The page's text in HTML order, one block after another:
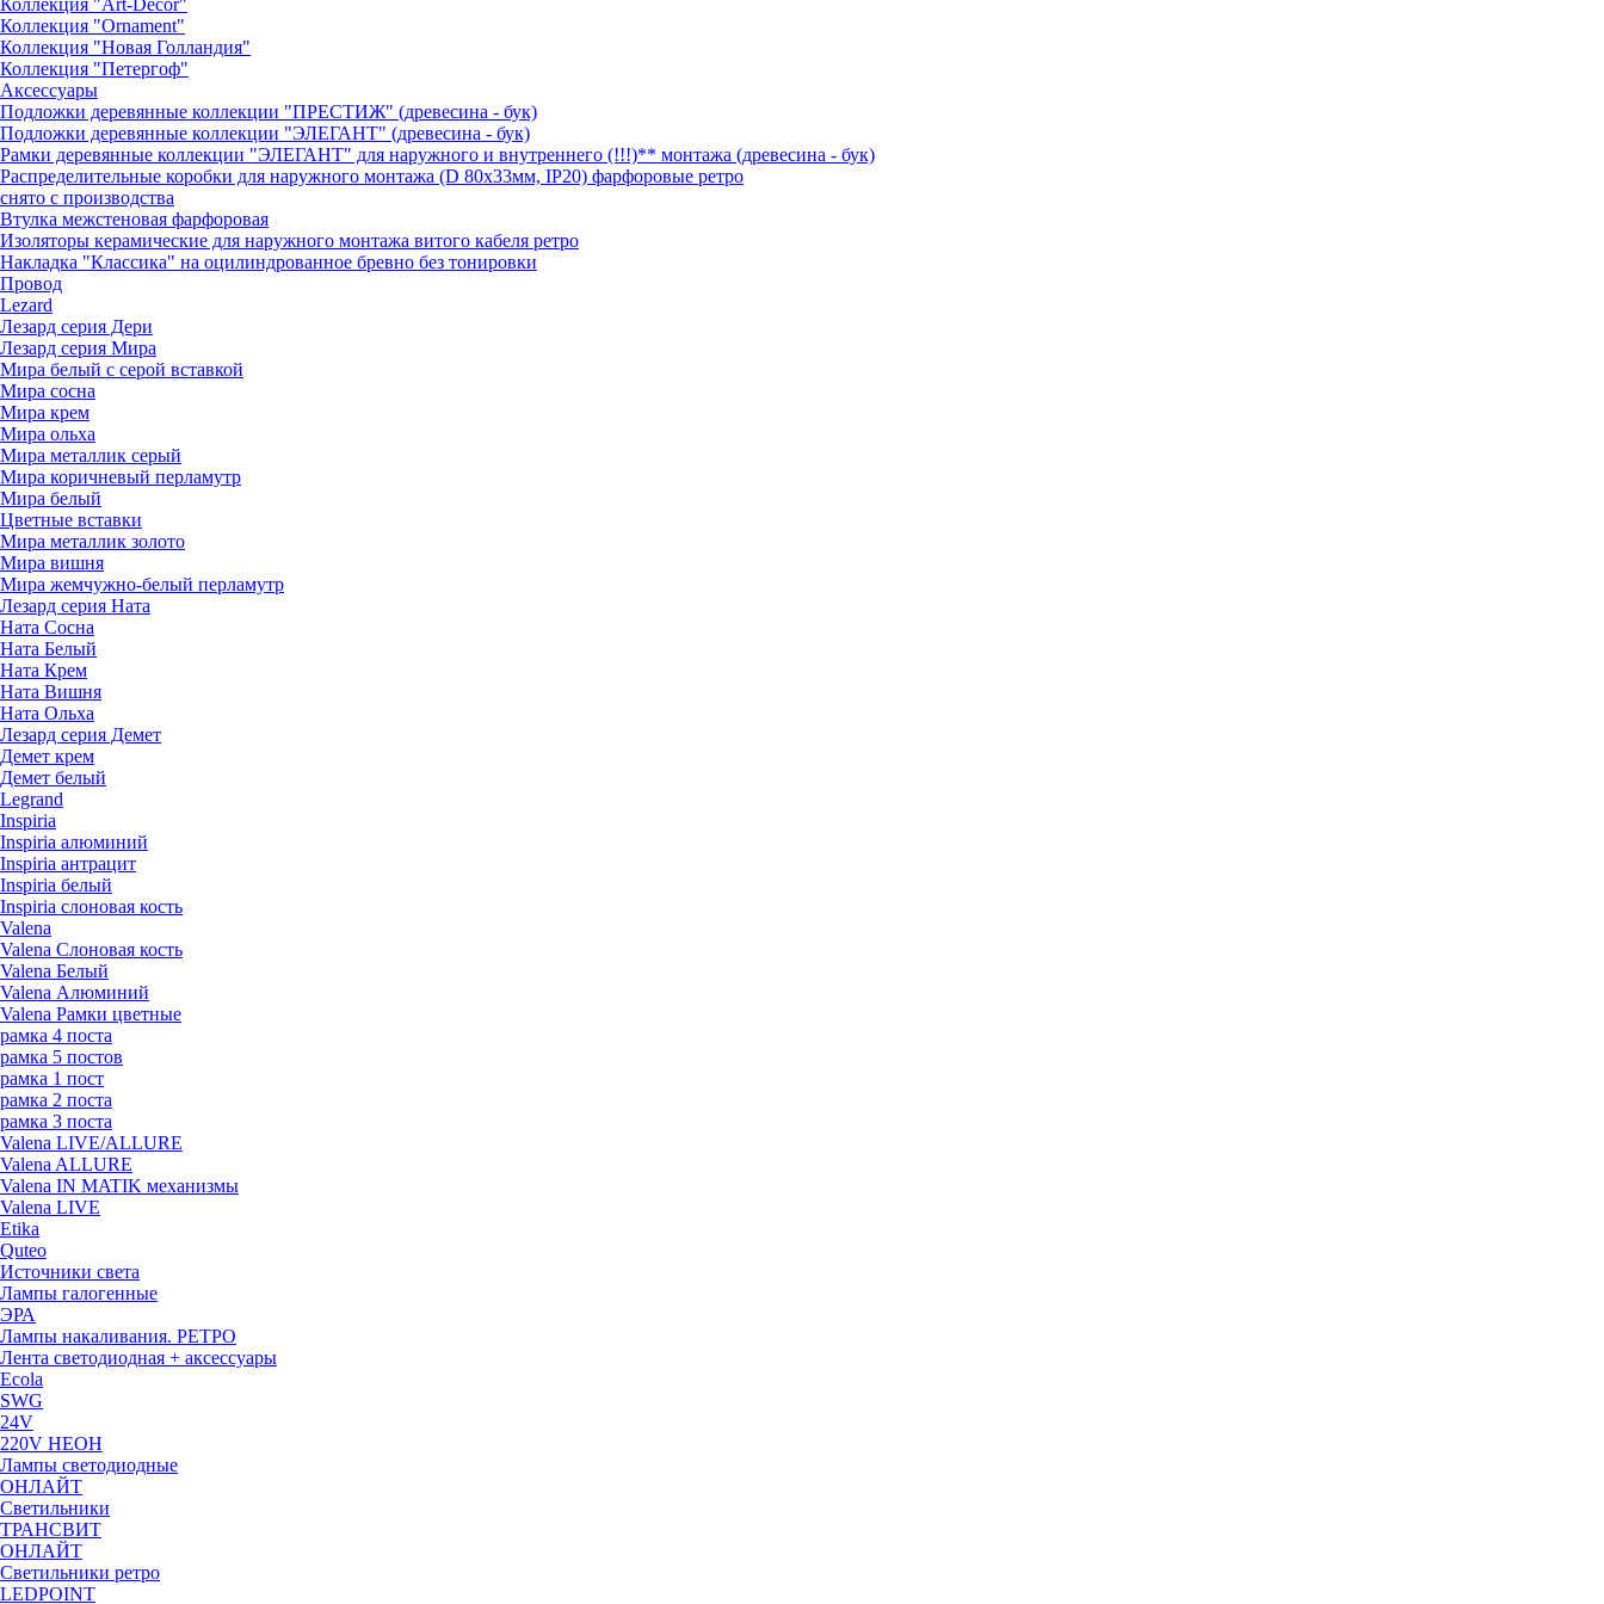
Коллекция "Art-Decor"
Коллекция "Ornament"
Коллекция "Новая Голландия"
Коллекция "Петергоф"
Аксессуары
Подложки деревянные коллекции "ПРЕСТИЖ" (древесина - бук)
Подложки деревянные коллекции "ЭЛЕГАНТ" (древесина - бук)
Рамки деревянные коллекции "ЭЛЕГАНТ" для наружного и внутреннего (!!!)** монтажа (древесина - бук)
Распределительные коробки для наружного монтажа (D 80х33мм, IP20) фарфоровые ретро
снято с производства
Втулка межстеновая фарфоровая
Изоляторы керамические для наружного монтажа витого кабеля ретро
Накладка "Классика" на оцилиндрованное бревно без тонировки
Провод
Lezard
Лезард серия Дери
Лезард серия Мира
Мира белый c серой вставкой
Мира сосна
Мира крем
Мира ольха
Мира металлик серый
Мира коричневый перламутр
Мира белый
Цветные вставки
Мира металлик золото
Мира вишня
Мира жемчужно-белый перламутр
Лезард серия Ната
Ната Сосна
Ната Белый
Ната Крем
Ната Вишня
Ната Ольха
Лезард серия Демет
Демет крем
Демет белый
Legrand
Inspiria
Inspiria алюминий
Inspiria антрацит
Inspiria белый
Inspiria слоновая кость
Valena
Valena Слоновая кость
Valena Белый
Valena Алюминий
Valena Рамки цветные
рамка 4 поста
рамка 5 постов
рамка 1 пост
рамка 2 поста
рамка 3 поста
Valena LIVE/ALLURE
Valena ALLURE
Valena IN MATIK механизмы
Valena LIVE
Etika
Quteo
Источники света
Лампы галогенные
ЭРА
Лампы накаливания. РЕТРО
Лента светодиодная + аксессуары
Ecola
SWG
24V
220V НЕОН
Лампы светодиодные
ОНЛАЙТ
Светильники
ТРАНСВИТ
ОНЛАЙТ
Светильники ретро
LEDPOINT